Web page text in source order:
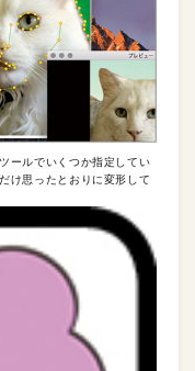
ールでいくつか指定してい
け思ったとおりに変形して